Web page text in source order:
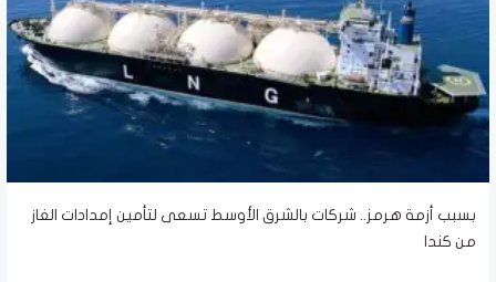
بسبب أزمة هرمز.. شركات بالشرق الأوسط تسعى لتأمين إمدادات الغاز
من كندا